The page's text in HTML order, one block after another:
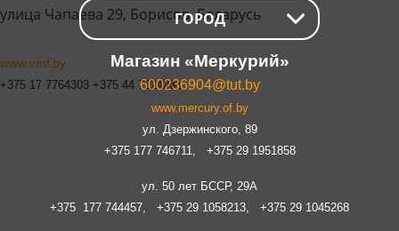
улица Чапаева 29, Борисов, Беларусь
www.vmf.by
+375 17 7764303 +375 44 7224231
ГОРОД
Магазин «Меркурий»
600236904@tut.by
www.mercury.of.by
ул. Дзержинского, 89
+375 177 746711, +375 29 1951858
ул. 50 лет БССР, 29А
+375 177 744457, +375 29 1058213, +375 29 1045268